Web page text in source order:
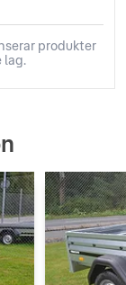
produkter
lag.